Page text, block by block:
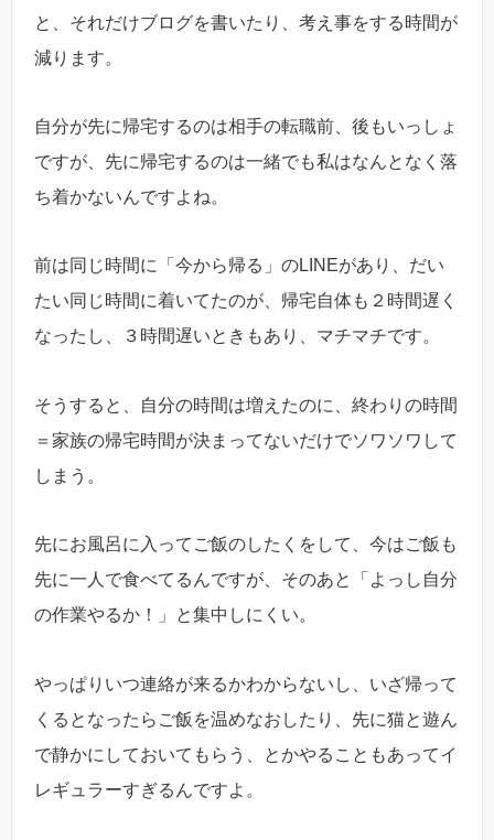
と、それだけブログを書いたり、考え事をする時間が
減ります。
自分が先に帰宅するのは相手の転職前、後もいっしょ
ですが、先に帰宅するのは一緒でも私はなんとなく落
ち着かないんですよね。
前は同じ時間に「今から帰る」のLINEがあり、だい
たい同じ時間に着いてたのが、帰宅自体も２時間遅く
なったし、３時間遅いときもあり、マチマチです。
そうすると、自分の時間は増えたのに、終わりの時間
＝家族の帰宅時間が決まってないだけでソワソワして
しまう。
先にお風呂に入ってご飯のしたくをして、今はご飯も
先に一人で食べてるんですが、そのあと「よっし自分
の作業やるか！」と集中しにくい。
やっぱりいつ連絡が来るかわからないし、いざ帰って
くるとなったらご飯を温めなおしたり、先に猫と遊ん
で静かにしておいてもらう、とかやることもあってイ
レギュラーすぎるんですよ。